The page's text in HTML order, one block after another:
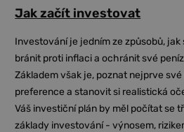
Jak začít investovat
Investování je jedním ze způsobů, jak
bránit proti inflaci a ochránit své
Základem však je, poznat nejprve
preference a stanovit si realistická
Váš investiční plán by měl počítat se
základy investování - výnosem,